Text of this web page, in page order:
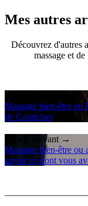
Mes autres
Découvrez d'autres
massage et
Massage bien-être
de Coutiches
Article suivant →
Massage bien-être
savoir ce dont vous